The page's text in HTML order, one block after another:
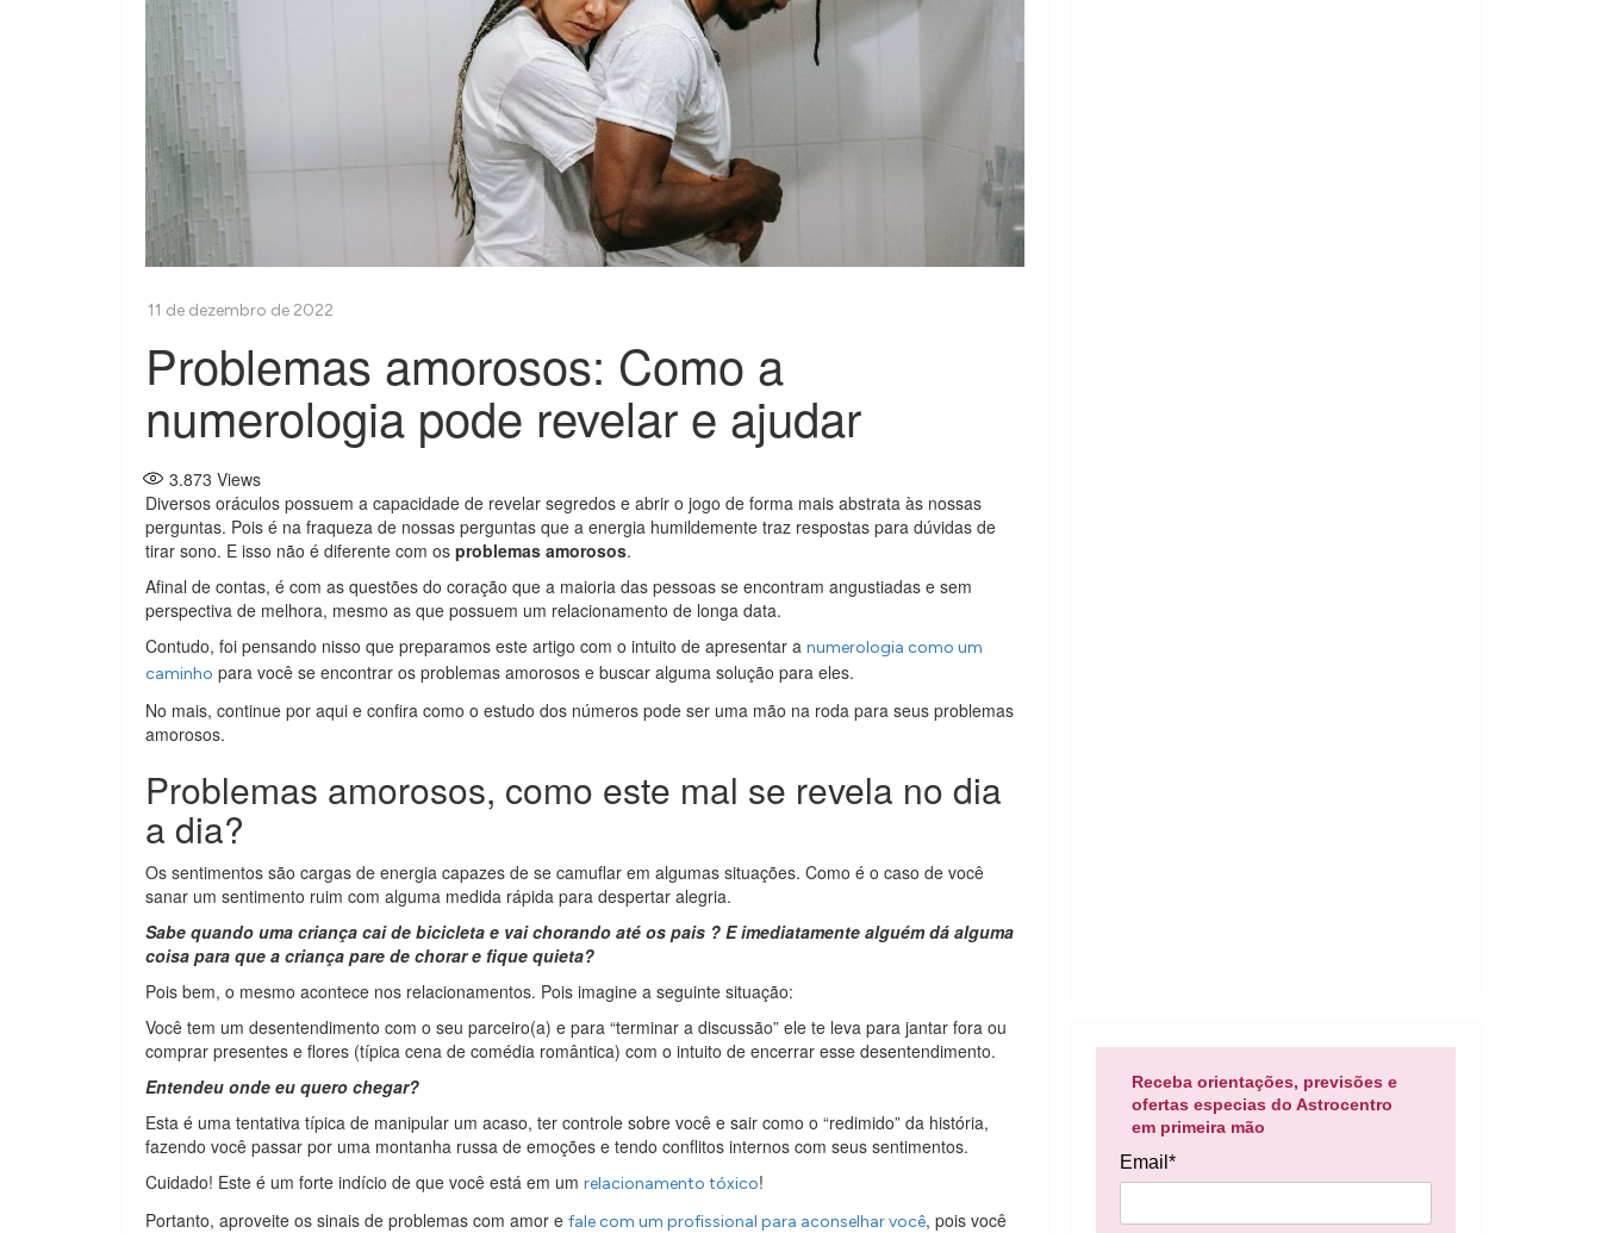
Problemas amorosos: Como a
numerologia pode revelar e ajudar
3.873 Views
Diversos oráculos possuem a capacidade de revelar segredos e abrir o jogo de forma mais abstrata às nossas
perguntas. Pois é na fraqueza de nossas perguntas que a energia humildemente traz respostas para dúvidas de
tirar sono. E isso não é diferente com os problemas amorosos.
Afinal de contas, é com as questões do coração que a maioria das pessoas se encontram angustiadas e sem
perspectiva de melhora, mesmo as que possuem um relacionamento de longa data.
Contudo, foi pensando nisso que preparamos este artigo com o intuito de apresentar a numerologia como um
caminho para você se encontrar os problemas amorosos e buscar alguma solução para eles.
No mais, continue por aqui e confira como o estudo dos números pode ser uma mão na roda para seus problemas
amorosos.
Problemas amorosos, como este mal se revela no dia
a dia?
Os sentimentos são cargas de energia capazes de se camuflar em algumas situações. Como é o caso de você
sanar um sentimento ruim com alguma medida rápida para despertar alegria.
Sabe quando uma criança cai de bicicleta e vai chorando até os pais ? E imediatamente alguém dá alguma
coisa para que a criança pare de chorar e fique quieta?
Pois bem, o mesmo acontece nos relacionamentos. Pois imagine a seguinte situação:
Você tem um desentendimento com o seu parceiro(a) e para “terminar a discussão” ele te leva para jantar fora ou
comprar presentes e flores (típica cena de comédia romântica) com o intuito de encerrar esse desentendimento.
Entendeu onde eu quero chegar?
Esta é uma tentativa típica de manipular um acaso, ter controle sobre você e sair como o “redimido” da história,
fazendo você passar por uma montanha russa de emoções e tendo conflitos internos com seus sentimentos.
Cuidado! Este é um forte indício de que você está em um relacionamento tóxico!
Portanto, aproveite os sinais de problemas com amor e fale com um profissional para aconselhar você, pois você
Receba orientações, previsões e
ofertas especias do Astrocentro
em primeira mão
Email*